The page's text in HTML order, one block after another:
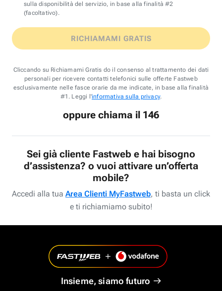
sulla disponibilità del servizio, in base alla finalità #2
(facoltativo).
RICHIAMAMI GRATIS
Cliccando su Richiamami Gratis do il consenso al trattamento dei dati
personali per ricevere contatti telefonici sulle offerte Fastweb
esclusivamente nelle fasce orarie da me indicate, in base alla finalità
#1. Leggi l'informativa sulla privacy.
oppure chiama il 146
Sei già cliente Fastweb e hai bisogno
d’assistenza? o vuoi attivare un’offerta
mobile?
Accedi alla tua Area Clienti MyFastweb, ti basta un click
e ti richiamiamo subito!
Insieme, siamo futuro